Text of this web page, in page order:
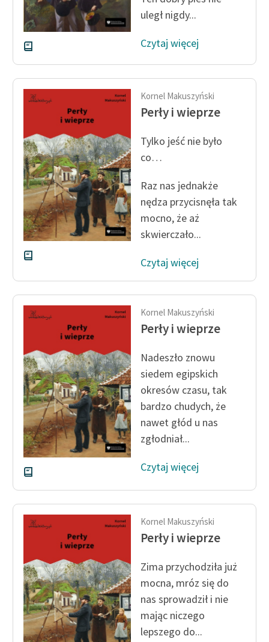
uległ nigdy...
Czytaj więcej
Kornel Makuszyński
Perły i wieprze
Tylko jeść nie było
co…
Raz nas jednakże
nędza przycisnęła tak
mocno, że aż
skwierczało...
Czytaj więcej
Kornel Makuszyński
Perły i wieprze
Nadeszło znowu
siedem egipskich
okresów czasu, tak
bardzo chudych, że
nawet głód u nas
zgłodniał...
Czytaj więcej
Kornel Makuszyński
Perły i wieprze
Zima przychodziła już
mocna, mróz się do
nas sprowadził i nie
mając niczego
lepszego do...